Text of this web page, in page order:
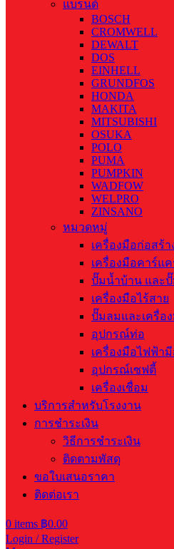
แบรนด์
BOSCH
CROMWELL
DEWALT
DOS
EINHELL
GRUNDFOS
HONDA
MAKITA
MITSUBISHI
OSUKA
POLO
PUMA
PUMPKIN
WADFOW
WELPRO
ZINSANO
หมวดหมู่
เครื่องมือก่อสร้า
เครื่องมือคาร์แค
ปั๊มน้ำบ้าน และ
เครื่องมือไร้สาย
ปั๊มลมและเครื่อ
อุปกรณ์ท่อ
เครื่องมือไฟฟ้า
อุปกรณ์เซฟตี้
เครื่องเชื่อม
บริการสำหรับโรงงาน
การชำระเงิน
วิธีการชำระเงิน
ติดตามพัสดุ
ขอใบเสนอราคา
ติดต่อเรา
0 items ฿0.00
Login / Register